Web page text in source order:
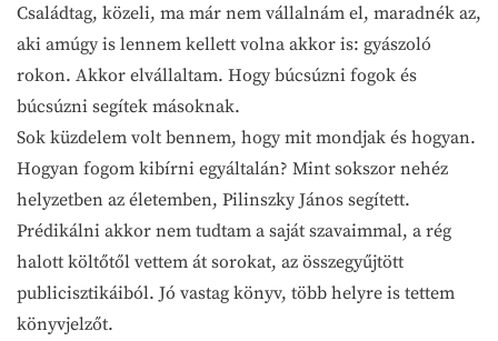
Családtag, közeli, ma már nem vállalnám el, maradnék az,
aki amúgy is lennem kellett volna akkor is: gyászoló
rokon. Akkor elvállaltam. Hogy búcsúzni fogok és
búcsúzni segítek másoknak.
Sok küzdelem volt bennem, hogy mit mondjak és hogyan.
Hogyan fogom kibírni egyáltalán? Mint sokszor nehéz
helyzetben az életemben, Pilinszky János segített.
Prédikálni akkor nem tudtam a saját szavaimmal, a rég
halott költőtől vettem át sorokat, az összegyűjtött
publicisztikáiból. Jó vastag könyv, több helyre is tettem
könyvjelzőt.